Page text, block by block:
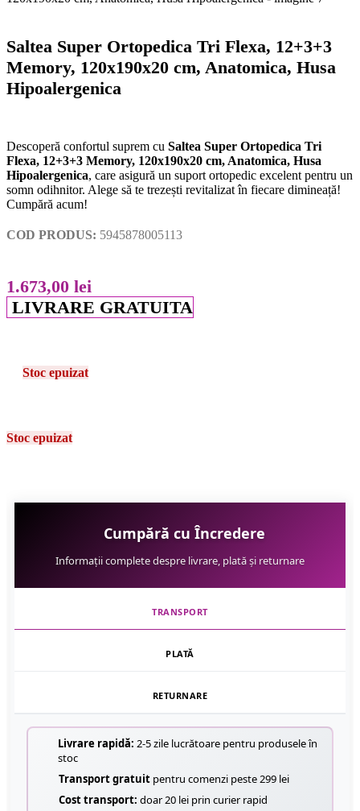
Saltea Super Ortopedica Tri Flexa, 12+3+3
Memory, 120x190x20 cm, Anatomica, Husa
Hipoalergenica
Descoperă confortul suprem cu Saltea Super Ortopedica Tri
Flexa, 12+3+3 Memory, 120x190x20 cm, Anatomica, Husa
Hipoalergenica, care asigură un suport ortopedic excelent pentru un
somn odihnitor. Alege să te trezești revitalizat în fiecare dimineață!
Cumpără acum!
COD PRODUS: 5945878005113
1.673,00 lei
LIVRARE GRATUITA
Stoc epuizat
Stoc epuizat
Cumpără cu Încredere
Informații complete despre livrare, plată și returnare
TRANSPORT
PLATĂ
RETURNARE
Livrare rapidă: 2-5 zile lucrătoare pentru produsele în
stoc
Transport gratuit pentru comenzi peste 299 lei
Cost transport: doar 20 lei prin curier rapid